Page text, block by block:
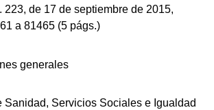
223, de 17 de septiembre de 2015,
a 81465 (5 págs.)
generales
Sanidad, Servicios Sociales e Igualdad